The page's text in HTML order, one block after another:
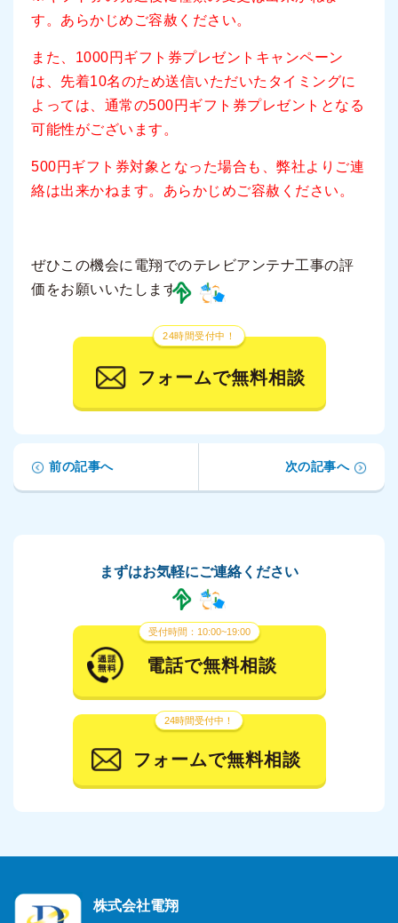
す。あらかじめご容赦ください。
また、1000円ギフト券プレゼントキャンペーン
は、先着10名のため送信いただいたタイミングに
よっては、通常の500円ギフト券プレゼントとなる
可能性がございます。
500円ギフト券対象となった場合も、弊社よりご連
絡は出来かねます。あらかじめご容赦ください。
ぜひこの機会に電翔でのテレビアンテナ工事の評
価をお願いいたします‍♀️❗
24時間受付中！
フォームで無料相談
前の記事へ 次の記事へ
まずはお気軽にご連絡ください
受付時間：10:00~19:00
電話で無料相談
24時間受付中！
フォームで無料相談
株式会社電翔